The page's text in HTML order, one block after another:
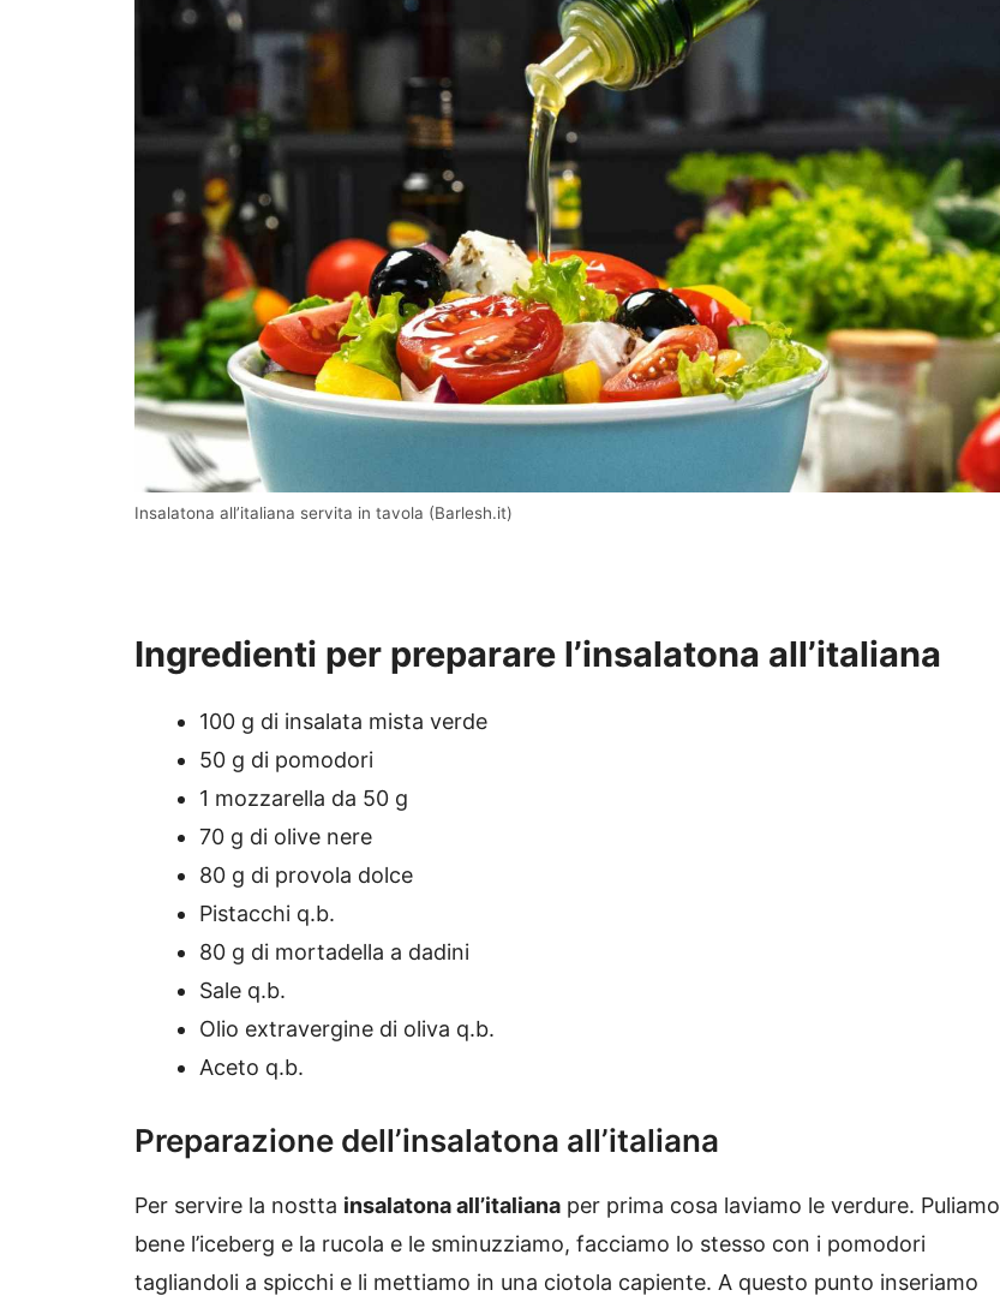
Insalatona all’italiana servita in tavola (Barlesh.it)
Ingredienti per preparare l’insalatona all’italiana
100 g di insalata mista verde
50 g di pomodori
1 mozzarella da 50 g
70 g di olive nere
80 g di provola dolce
Pistacchi q.b.
80 g di mortadella a dadini
Sale q.b.
Olio extravergine di oliva q.b.
Aceto q.b.
Preparazione dell’insalatona all’italiana
Per servire la nostta insalatona all’italiana per prima cosa laviamo le verdure. Puliamo
bene l’iceberg e la rucola e le sminuzziamo, facciamo lo stesso con i pomodori
tagliandoli a spicchi e li mettiamo in una ciotola capiente. A questo punto inseriamo